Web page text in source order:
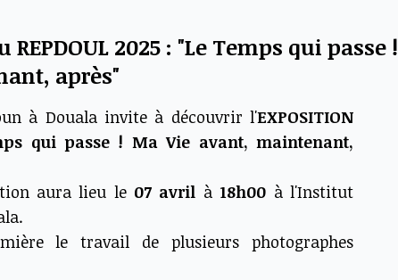
2025 : "Le Temps qui passe !
après"
à Douala invite à découvrir l'EXPOSITION
qui passe ! Ma Vie avant, maintenant,
aura lieu le 07 avril à 18h00 à l'Institut
le travail de plusieurs photographes